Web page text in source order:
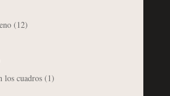
(12)
los cuadros(1)